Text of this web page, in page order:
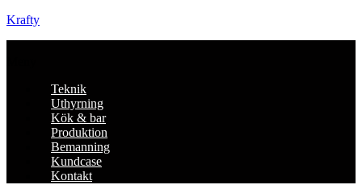
Krafty
Teknik
Uthyrning
Kök & bar
Produktion
Bemanning
Kundcase
Kontakt